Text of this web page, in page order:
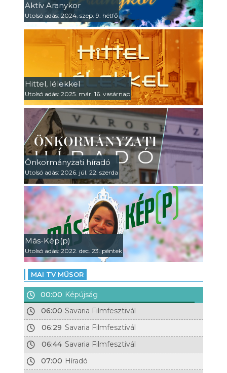
Aktív Aranykor
Utolsó adás: 2024. szep. 9. hétfő
Hittel, lélekkel
Utolsó adás: 2025. már. 16. vasárnap
Önkormányzati híradó
Utolsó adás: 2026. júl. 22. szerda
Más-Kép(p)
Utolsó adás: 2022. dec. 23. péntek
MAI TV MŰSOR
00:00 Képújság
06:00 Savaria Filmfesztivál
06:29 Savaria Filmfesztivál
06:44 Savaria Filmfesztivál
07:00 Híradó